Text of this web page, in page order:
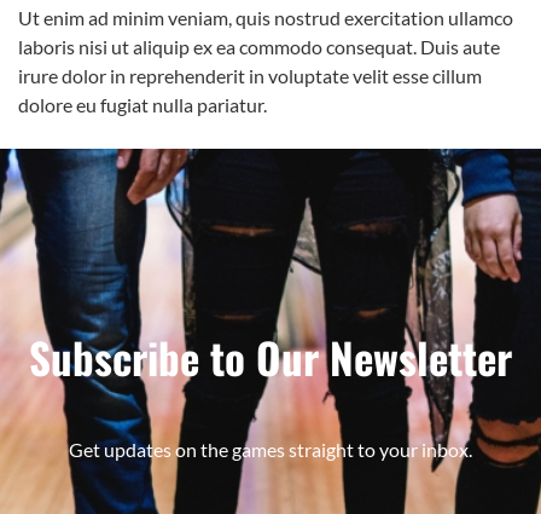
Ut enim ad minim veniam, quis nostrud exercitation ullamco
laboris nisi ut aliquip ex ea commodo consequat. Duis aute
irure dolor in reprehenderit in voluptate velit esse cillum
dolore eu fugiat nulla pariatur.
Subscribe to Our Newsletter
Get updates on the games straight to your inbox.